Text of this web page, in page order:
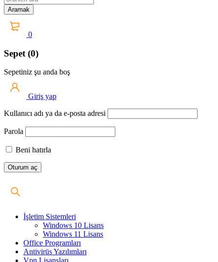
0
Sepet (0)
Sepetiniz şu anda boş
Giriş yap
Kullanıcı adı ya da e-posta adresi
Parola
Beni hatırla
İşletim Sistemleri
Windows 10 Lisans
Windows 11 Lisans
Office Programları
Antivirüs Yazılımları